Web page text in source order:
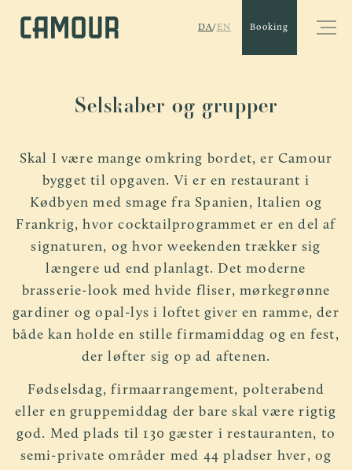
DA/EN Booking
Selskaber og grupper
Skal I være mange omkring bordet, er Camour
bygget til opgaven. Vi er en restaurant i
Kødbyen med smage fra Spanien, Italien og
Frankrig, hvor cocktailprogrammet er en del af
signaturen, og hvor weekenden trækker sig
længere ud end planlagt. Det moderne
brasserie-look med hvide fliser, mørkegrønne
gardiner og opal-lys i loftet giver en ramme, der
både kan holde en stille firmamiddag og en fest,
der løfter sig op ad aftenen.
Fødselsdag, firmaarrangement, polterabend
eller en gruppemiddag der bare skal være rigtig
god. Med plads til 130 gæster i restauranten, to
semi-private områder med 44 pladser hver, og